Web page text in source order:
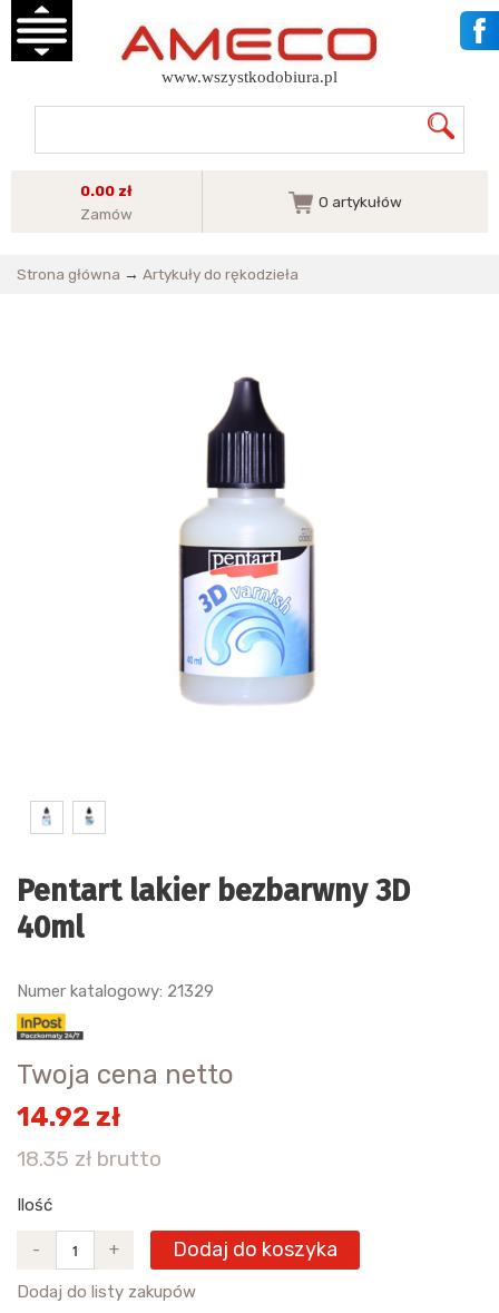
www.wszystkodobiura.pl
0.00 zł
Zamów
0 artykułów
Strona główna → Artykuły do rękodzieła
Pentart lakier bezbarwny 3D
40ml
Numer katalogowy: 21329
Twoja cena netto
14.92 zł
18.35 zł brutto
Ilość
- + Dodaj do koszyka
Dodaj do listy zakupów